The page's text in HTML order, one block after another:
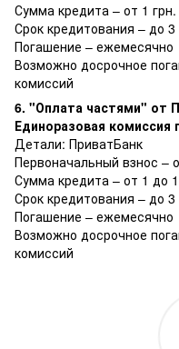
Сумма кредита – от 1
Срок кредитования – до
Погашение – ежемесячно
Возможно досрочное
комиссий
6. "Оплата частями" от
Единоразовая комиссия
Детали: ПриватБанк
Первоначальный взнос –
Сумма кредита – от 1 до
Срок кредитования – до
Погашение – ежемесячно
Возможно досрочное
комиссий